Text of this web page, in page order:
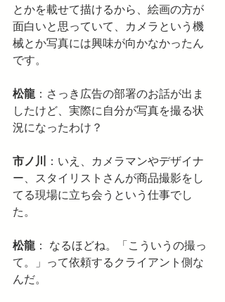
とかを載せて描けるから、絵画の方が
面白いと思っていて、カメラという機
械とか写真には興味が向かなかったん
です。
松龍：さっき広告の部署のお話が出ま
したけど、実際に自分が写真を撮る状
況になったわけ？
市ノ川
：いえ、カメラマンやデザイナ
ー、スタイリストさんが商品撮影をし
てる現場に立ち会うという仕事でし
た。
松龍： なるほどね。「こういうの撮っ
て。」って依頼するクライアント側な
んだ。